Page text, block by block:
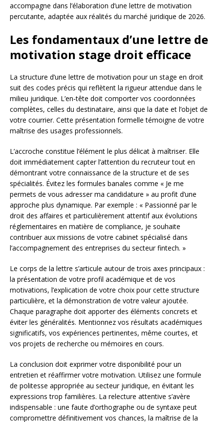
accompagne dans l’élaboration d’une lettre de motivation
percutante, adaptée aux réalités du marché juridique de 2026.
Les fondamentaux d’une lettre de
motivation stage droit efficace
La structure d’une lettre de motivation pour un stage en droit
suit des codes précis qui reflètent la rigueur attendue dans le
milieu juridique. L’en-tête doit comporter vos coordonnées
complètes, celles du destinataire, ainsi que la date et l’objet de
votre courrier. Cette présentation formelle témoigne de votre
maîtrise des usages professionnels.
L’accroche constitue l’élément le plus délicat à maîtriser. Elle
doit immédiatement capter l’attention du recruteur tout en
démontrant votre connaissance de la structure et de ses
spécialités. Évitez les formules banales comme « Je me
permets de vous adresser ma candidature » au profit d’une
approche plus dynamique. Par exemple : « Passionné par le
droit des affaires et particulièrement attentif aux évolutions
réglementaires en matière de compliance, je souhaite
contribuer aux missions de votre cabinet spécialisé dans
l’accompagnement des entreprises du secteur fintech. »
Le corps de la lettre s’articule autour de trois axes principaux :
la présentation de votre profil académique et de vos
motivations, l’explication de votre choix pour cette structure
particulière, et la démonstration de votre valeur ajoutée.
Chaque paragraphe doit apporter des éléments concrets et
éviter les généralités. Mentionnez vos résultats académiques
significatifs, vos expériences pertinentes, même courtes, et
vos projets de recherche ou mémoires en cours.
La conclusion doit exprimer votre disponibilité pour un
entretien et réaffirmer votre motivation. Utilisez une formule
de politesse appropriée au secteur juridique, en évitant les
expressions trop familières. La relecture attentive s’avère
indispensable : une faute d’orthographe ou de syntaxe peut
compromettre définitivement vos chances, la maîtrise de la